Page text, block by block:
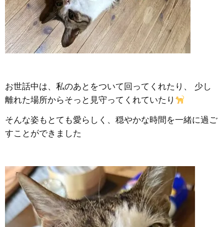
お世話中は、私のあとをついて回ってくれたり、 少し
離れた場所からそっと見守ってくれていたり
そんな姿もとても愛らしく、穏やかな時間を一緒に過ご
すことができました